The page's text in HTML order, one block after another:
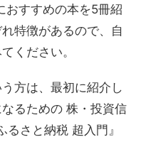
おすすめの本を5冊紹
特徴があるので、自
ください。
方は、最初に紹介し
るための 株・投資信
さと納税 超入門』